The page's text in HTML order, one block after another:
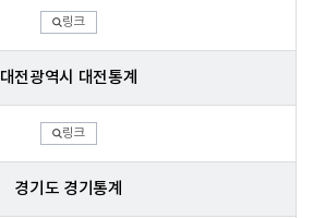
링크
대전광역시 대전통계
링크
경기도 경기통계